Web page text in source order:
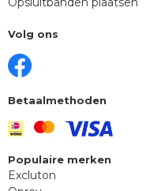
Volg ons
Betaalmethoden
Populaire merken
Excluton